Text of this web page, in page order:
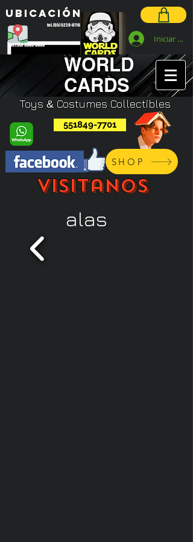
Ubicación
Iniciar
tel. (55) 5363-3833
551849-7701
SHOP
WORLD
CARDS
Toys & Costumes Collectibles
tel. (55) 5220-0716
Visitanos
alas